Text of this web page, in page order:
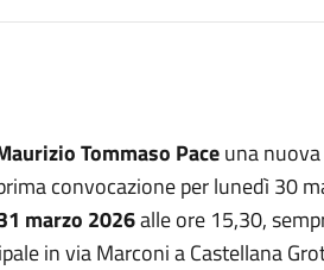
Tommaso Paceuna
convocazione per lunedì 30
marzo 2026alle ore 15,30,
in via Marconi a Castellana